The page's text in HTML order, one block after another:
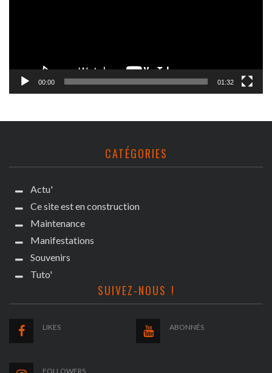
00:00 01:32
CATÉGORIES
Actu'
Ce site est en construction
Maintenance
Manifestations
Souvenirs
Tuto'
SUIVEZ-NOUS !
LIKES ABONNÉS
FOLLOWERS